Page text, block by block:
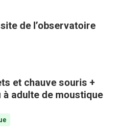
de l’observatoire
et chauve souris +
à adulte de moustique